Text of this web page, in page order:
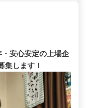
安心安定の上場企
集します！